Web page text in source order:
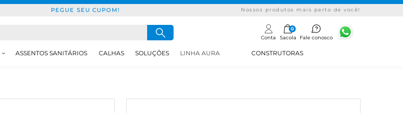
PEGUE SEU CUPOM! Nossos produtos mais perto de você!
ASSENTOS SANITÁRIOS CALHAS SOLUÇÕES LINHA AURA CONSTRUTORAS
Conta
0
Sacola Fale conosco